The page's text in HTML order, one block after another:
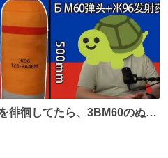
徘徊してたら、3BM60のぬい
。